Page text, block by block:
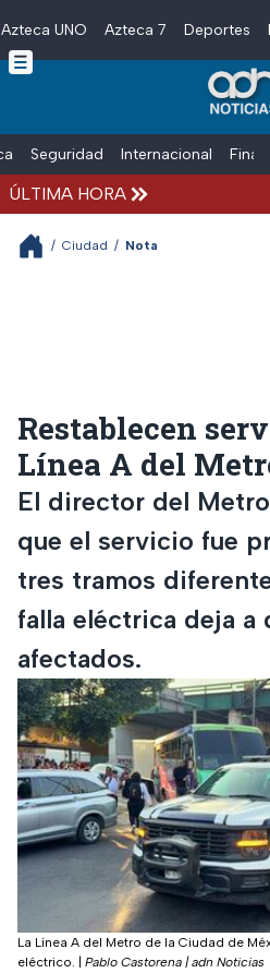
Skip to main content
Azteca UNO Azteca 7 Deportes
Seguridad Internacional
ÚLTIMA HORA
/ Ciudad / Nota
Restablecen
Línea A del
El director del
que el servicio fue
tres tramos
falla eléctrica deja a
afectados.
La Línea A del Metro de la Ciudad de
eléctrico.
Pablo Castorena | adn Noticias